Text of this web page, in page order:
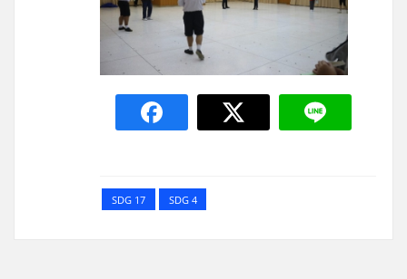
SDG 17 SDG 4